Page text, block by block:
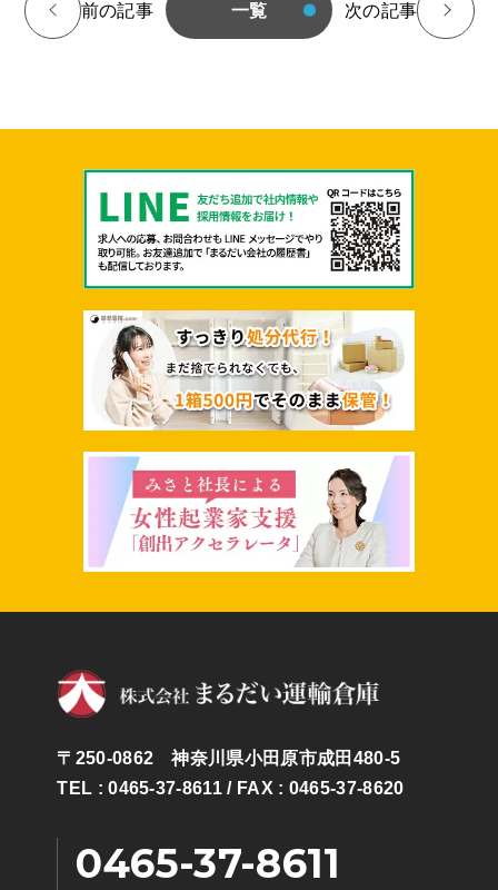
前の記事 一覧 次の記事
〒250-0862 神奈川県小田原市成田480-5
TEL : 0465-37-8611/ FAX : 0465-37-8620
0465-37-8611